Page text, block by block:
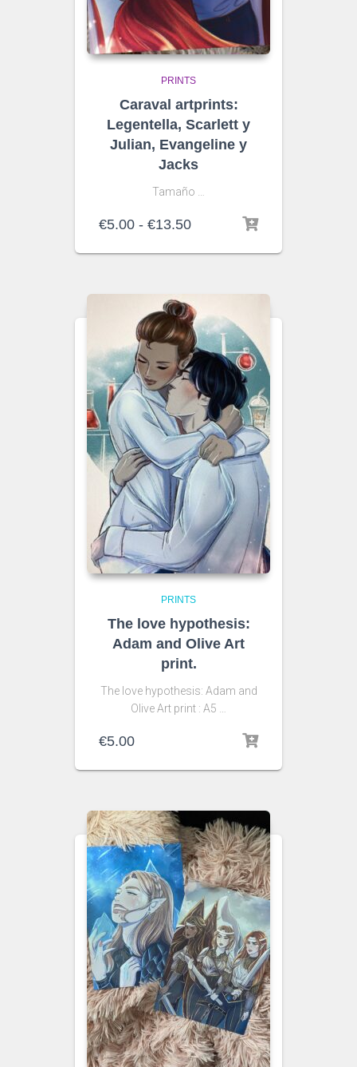
PRINTS
Caraval artprints:
Legentella, Scarlett y
Julian, Evangeline y
Jacks
Tamaño …
€5.00 - €13.50Rango
precios:
hasta
€13.50
PRINTS
The love hypothesis:
Adam and Olive Art
print.
The love hypothesis: Adam and
Olive Art print : A5 …
€5.00